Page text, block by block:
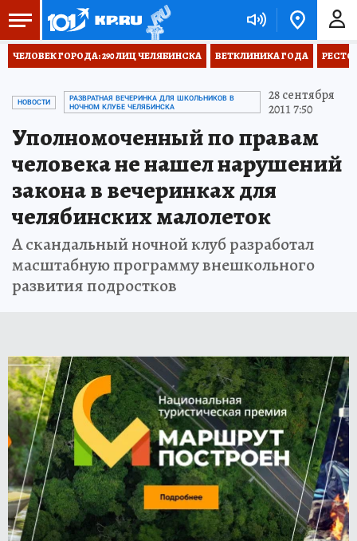
ЧЕЛОВЕК ГОРОДА: 290 ЛИЦ ЧЕЛЯБИНСКА ВЕТКЛИНИКА ГОДА
НОВОСТИ
РАЗВРАТНАЯ ВЕЧЕРИНКА ДЛЯ ШКОЛЬНИКОВ В
НОЧНОМ КЛУБЕ ЧЕЛЯБИНСКА
28 сентября
2011 7:50
Уполномоченный по правам
человека не нашел нарушений
закона в вечеринках для
челябинских малолеток
А скандальный ночной клуб разработал
масштабную программу внешкольного
развития подростков